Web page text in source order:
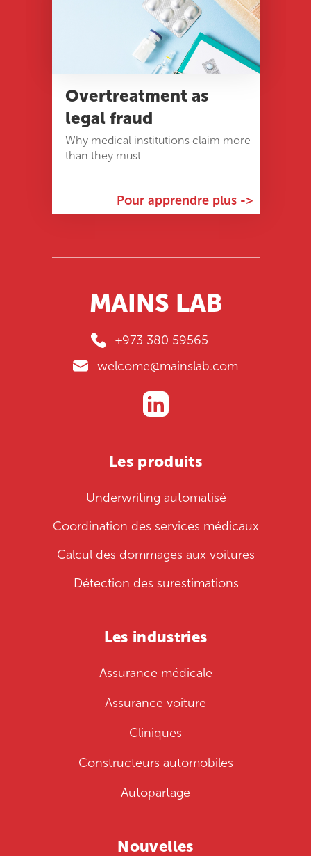
Overtreatment as
legal fraud
Why medical institutions claim more
than they must
Pour apprendre plus ->
+973 380 59565
Les produits
Les industries
Nouvelles
Underwriting automatisé
Assurance voiture
Coordination des services médicaux
Cliniques
Calcul des dommages aux voitures
Constructeurs automobiles
Autopartage
Détection des surestimations
Assurance médicale
welcome@mainslab.com
MAINS LAB